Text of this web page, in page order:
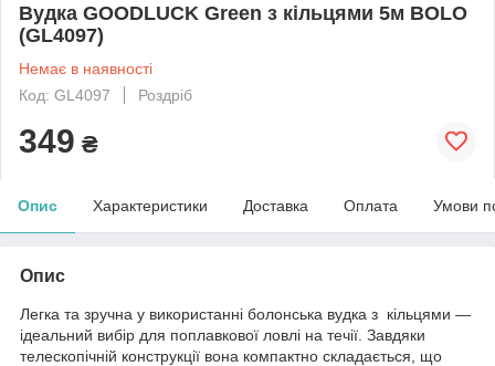
Вудка GOODLUCK Green з кільцями 5м BOLO
(GL4097)
Немає в наявності
Код: GL4097
Роздріб
349 ₴
Опис Характеристики Доставка Оплата Умови
Опис
Легка та зручна у використанні болонська вудка з кільцями —
ідеальний вибір для поплавкової ловлі на течії. Завдяки
телескопічній конструкції вона компактно складається, що